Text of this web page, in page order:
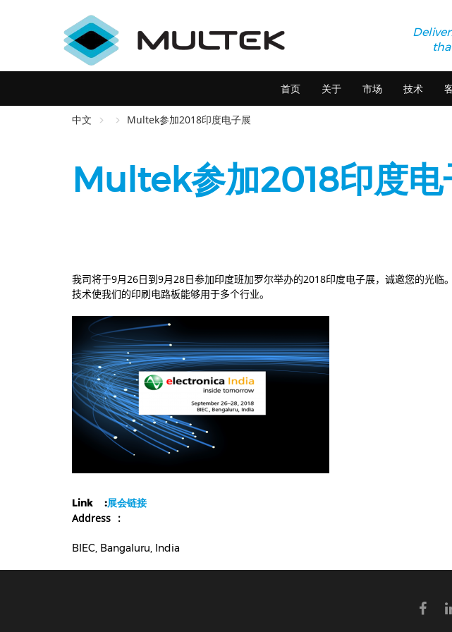
navigation
首页 关于 市场 技术
中文 Multek参加2018印度电子展
Multek参加2018印度电
我司将于9月26日到9月28日参加印度班加罗尔举办的2018印度电子展，诚邀您的光临。
技术使我们的印刷电路板能够用于多个行业。
Link
展会链接
Address
BIEC, Bangaluru, India